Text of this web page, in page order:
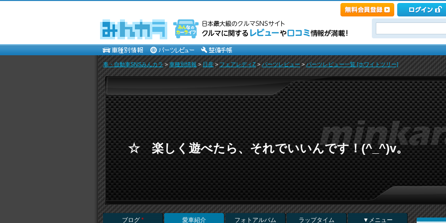
車・自動車SNSみんカラ>車種別情報>日産>フェアレディZ>パーツレビュー>パーツレビュー一覧 [ホワイトツリー]
☆ 楽しく遊べたら、それでいいんです！(^_^)v。
ブログ * 愛車紹介 フォトアルバム ラップタイム ▼メニュー